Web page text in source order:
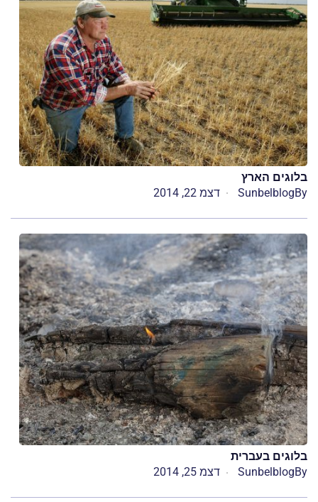
בלוגים הארץ
By
Sunbelblog דצמ 22, 2014
בלוגים בעברית
By
Sunbelblog דצמ 25, 2014